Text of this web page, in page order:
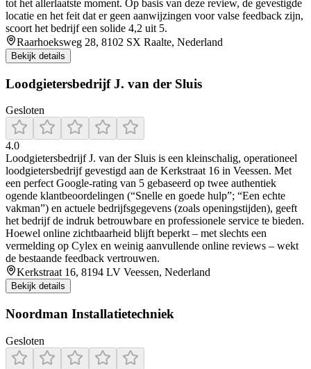
tot het allerlaatste moment. Op basis van deze review, de gevestigde
locatie en het feit dat er geen aanwijzingen voor valse feedback zijn,
scoort het bedrijf een solide 4,2 uit 5.
Raarhoeksweg 28, 8102 SX Raalte, Nederland
Bekijk details
Loodgietersbedrijf J. van der Sluis
Gesloten
4.0
Loodgietersbedrijf J. van der Sluis is een kleinschalig, operationeel
loodgietersbedrijf gevestigd aan de Kerkstraat 16 in Veessen. Met
een perfect Google-rating van 5 gebaseerd op twee authentiek
ogende klantbeoordelingen (“Snelle en goede hulp”; “Een echte
vakman”) en actuele bedrijfsgegevens (zoals openingstijden), geeft
het bedrijf de indruk betrouwbare en professionele service te bieden.
Hoewel online zichtbaarheid blijft beperkt – met slechts een
vermelding op Cylex en weinig aanvullende online reviews – wekt
de bestaande feedback vertrouwen.
Kerkstraat 16, 8194 LV Veessen, Nederland
Bekijk details
Noordman Installatietechniek
Gesloten